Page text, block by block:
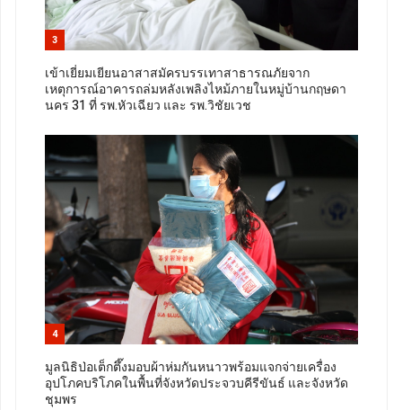
3
เข้าเยี่ยมเยียนอาสาสมัครบรรเทาสาธารณภัยจาก
เหตุการณ์อาคารถล่มหลังเพลิงไหม้ภายในหมู่บ้านกฤษดา
นคร 31 ที่ รพ.หัวเฉียว และ รพ.วิชัยเวช
4
มูลนิธิป่อเต็กตึ๊งมอบผ้าห่มกันหนาวพร้อมแจกจ่ายเครื่อง
อุปโภคบริโภคในพื้นที่จังหวัดประจวบคีรีขันธ์ และจังหวัด
ชุมพร